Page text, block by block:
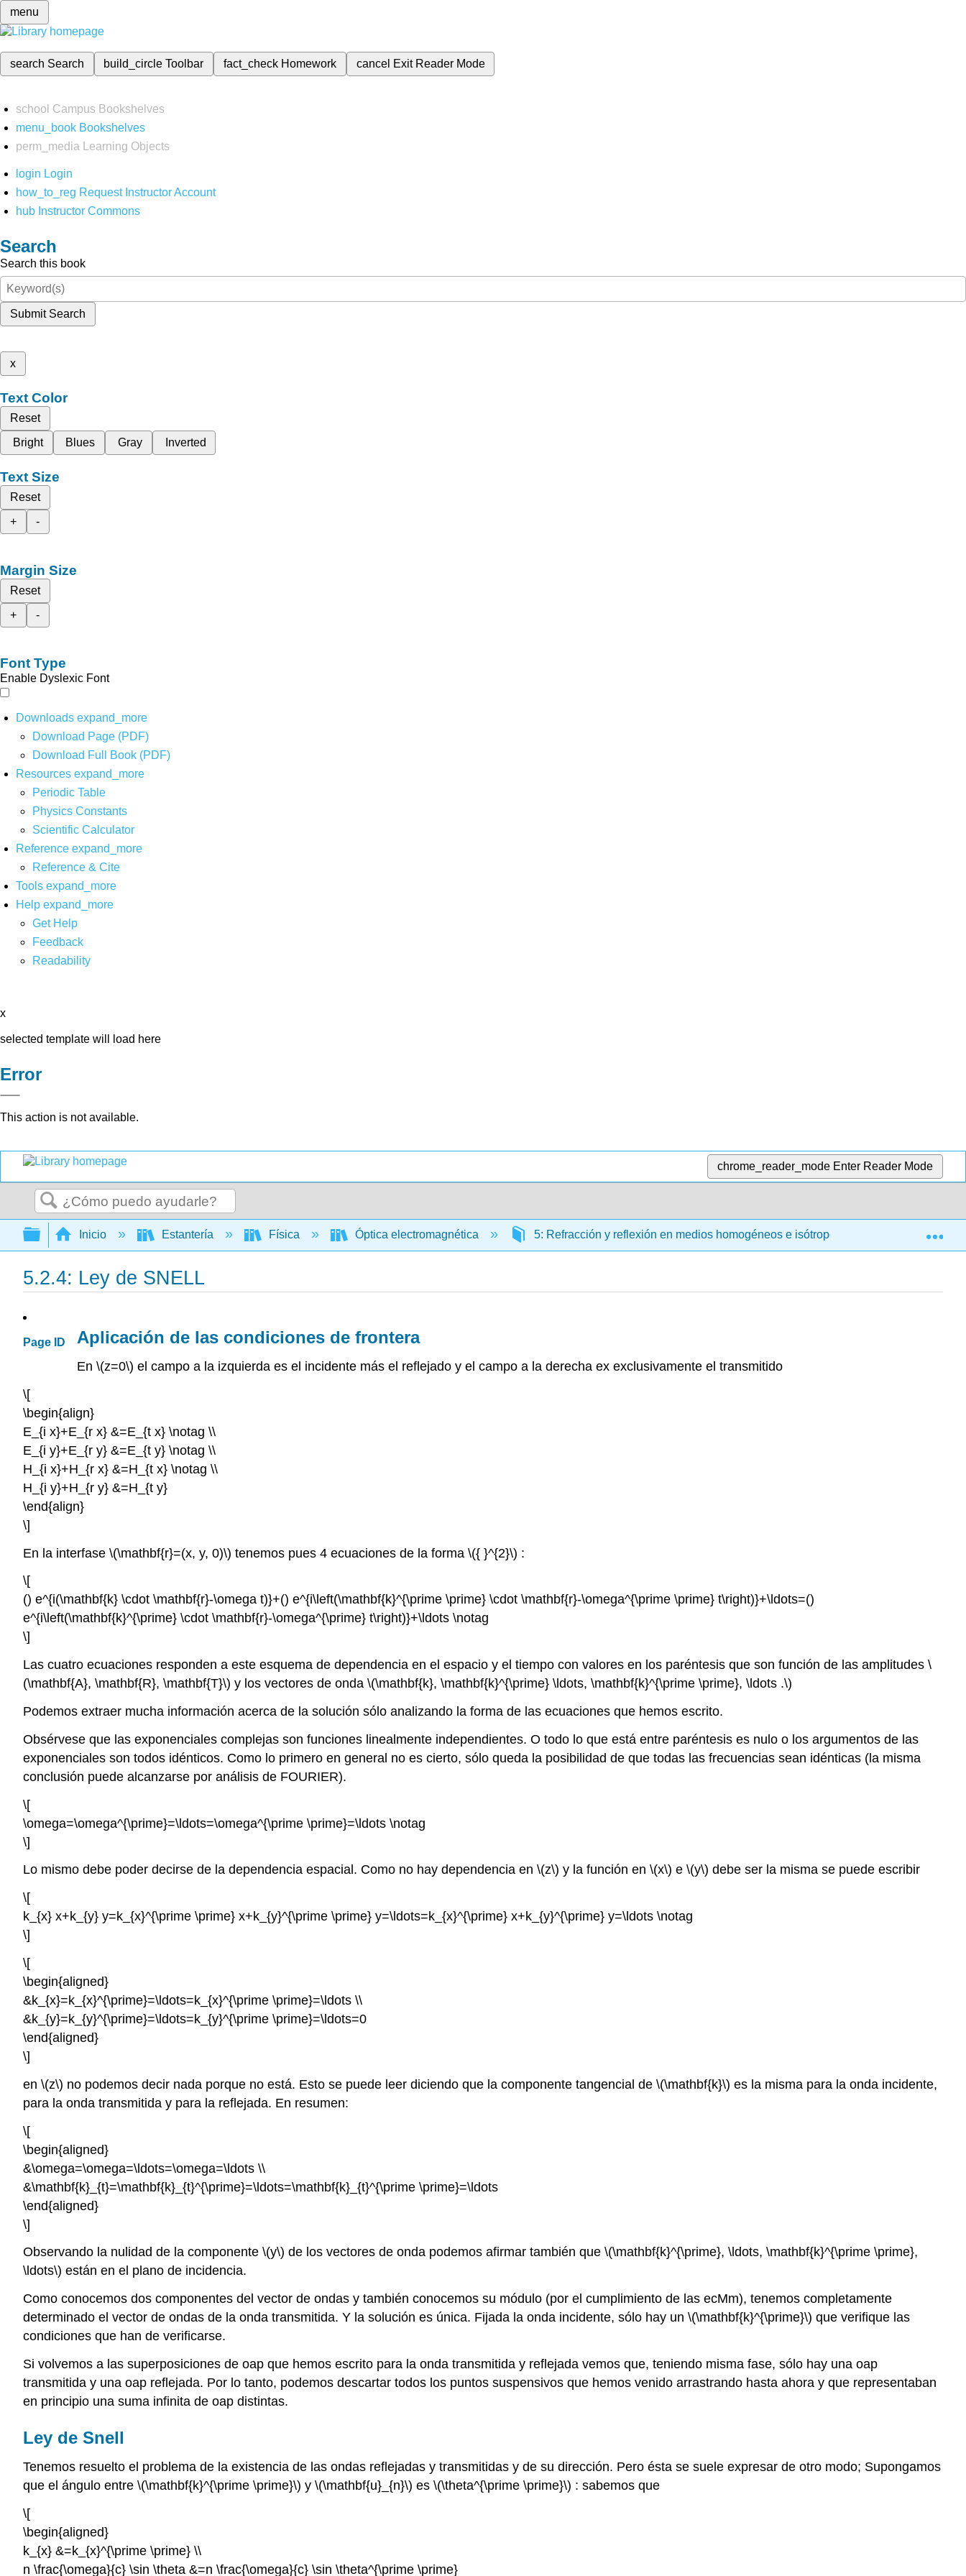
menu
search Search build_circleToolbar fact_check Homework cancel Exit Reader Mode
school Campus Bookshelves
menu_book Bookshelves
perm_media
Learning Objects
login Login
how_to_reg Request Instructor Account
hub Instructor Commons
Search
Search this book
Submit Search
x
Text Color
Reset
Bright
Blues Gray Inverted
Text Size
Reset
+
-
Margin Size
Reset
+
-
Font Type
Enable Dyslexic Font
Downloads expand_more
Download Page (PDF)
Download Full Book (PDF)
Resources expand_more
Periodic Table
Physics Constants
Scientific Calculator
Reference expand_more
Reference & Cite
Tools expand_more
Help expand_more
Get Help
Feedback
Readability
x
selected template will load here
Error
This action is not available.
chrome_reader_mode Enter Reader Mode
Buscar
Expandir/contraer jerarquía global
Inicio Estantería Física Óptica electromagnética 5: Refracción y reflexión en medios homogéneos e isótropos 5.2:
5.2.4: Ley de SNELL
Page ID Aplicación de las condiciones de frontera
En \(z=0\) el campo a la izquierda es el incidente más el reflejado y el campo a la derecha ex exclusivamente el transmitido
\[
\begin{align}
E_{i x}+E_{r x} &=E_{t x} \notag \\
E_{i y}+E_{r y} &=E_{t y} \notag \\
H_{i x}+H_{r x} &=H_{t x} \notag \\
H_{i y}+H_{r y} &=H_{t y}
\end{align}
\]
En la interfase \(\mathbf{r}=(x, y, 0)\) tenemos pues 4 ecuaciones de la forma \({ }^{2}\) :
\[
() e^{i(\mathbf{k} \cdot \mathbf{r}-\omega t)}+() e^{i\left(\mathbf{k}^{\prime \prime} \cdot \mathbf{r}-\omega^{\prime \prime} t\right)}+\ldots=()
e^{i\left(\mathbf{k}^{\prime} \cdot \mathbf{r}-\omega^{\prime} t\right)}+\ldots \notag
\]
Las cuatro ecuaciones responden a este esquema de dependencia en el espacio y el tiempo con valores en los paréntesis que son función de las amplitudes \
(\mathbf{A}, \mathbf{R}, \mathbf{T}\) y los vectores de onda \(\mathbf{k}, \mathbf{k}^{\prime} \ldots, \mathbf{k}^{\prime \prime}, \ldots .\)
Podemos extraer mucha información acerca de la solución sólo analizando la forma de las ecuaciones que hemos escrito.
Obsérvese que las exponenciales complejas son funciones linealmente independientes. O todo lo que está entre paréntesis es nulo o los argumentos de las
exponenciales son todos idénticos. Como lo primero en general no es cierto, sólo queda la posibilidad de que todas las frecuencias sean idénticas (la misma
conclusión puede alcanzarse por análisis de FOURIER).
\[
\omega=\omega^{\prime}=\ldots=\omega^{\prime \prime}=\ldots \notag
\]
Lo mismo debe poder decirse de la dependencia espacial. Como no hay dependencia en \(z\) y la función en \(x\) e \(y\) debe ser la misma se puede escribir
\[
k_{x} x+k_{y} y=k_{x}^{\prime \prime} x+k_{y}^{\prime \prime} y=\ldots=k_{x}^{\prime} x+k_{y}^{\prime} y=\ldots \notag
\]
\[
\begin{aligned}
&k_{x}=k_{x}^{\prime}=\ldots=k_{x}^{\prime \prime}=\ldots \\
&k_{y}=k_{y}^{\prime}=\ldots=k_{y}^{\prime \prime}=\ldots=0
\end{aligned}
\]
en \(z\) no podemos decir nada porque no está. Esto se puede leer diciendo que la componente tangencial de \(\mathbf{k}\) es la misma para la onda incidente,
para la onda transmitida y para la reflejada. En resumen:
\[
\begin{aligned}
&\omega=\omega=\ldots=\omega=\ldots \\
&\mathbf{k}_{t}=\mathbf{k}_{t}^{\prime}=\ldots=\mathbf{k}_{t}^{\prime \prime}=\ldots
\end{aligned}
\]
Observando la nulidad de la componente \(y\) de los vectores de onda podemos afirmar también que \(\mathbf{k}^{\prime}, \ldots, \mathbf{k}^{\prime \prime},
\ldots\) están en el plano de incidencia.
Como conocemos dos componentes del vector de ondas y también conocemos su módulo (por el cumplimiento de las ecMm), tenemos completamente
determinado el vector de ondas de la onda transmitida. Y la solución es única. Fijada la onda incidente, sólo hay un \(\mathbf{k}^{\prime}\) que verifique las
condiciones que han de verificarse.
Si volvemos a las superposiciones de oap que hemos escrito para la onda transmitida y reflejada vemos que, teniendo misma fase, sólo hay una oap
transmitida y una oap reflejada. Por lo tanto, podemos descartar todos los puntos suspensivos que hemos venido arrastrando hasta ahora y que representaban
en principio una suma infinita de oap distintas.
Ley de Snell
Tenemos resuelto el problema de la existencia de las ondas reflejadas y transmitidas y de su dirección. Pero ésta se suele expresar de otro modo; Supongamos
que el ángulo entre \(\mathbf{k}^{\prime \prime}\) y \(\mathbf{u}_{n}\) es \(\theta^{\prime \prime}\) : sabemos que
\[
\begin{aligned}
k_{x} &=k_{x}^{\prime \prime} \\
n \frac{\omega}{c} \sin \theta &=n \frac{\omega}{c} \sin \theta^{\prime \prime}